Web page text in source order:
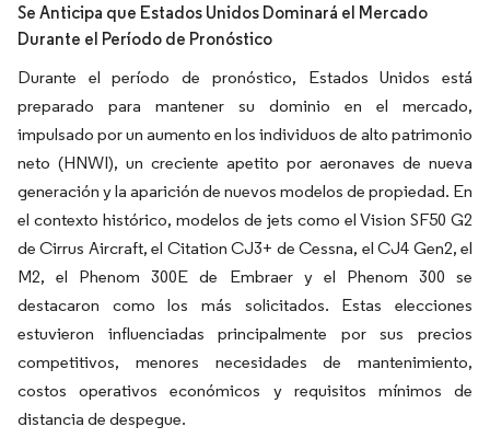
Se Anticipa que Estados Unidos Dominará el Mercado
Durante el Período de Pronóstico
Durante el período de pronóstico, Estados Unidos está
preparado para mantener su dominio en el mercado,
impulsado por un aumento en los individuos de alto patrimonio
neto (HNWI), un creciente apetito por aeronaves de nueva
generación y la aparición de nuevos modelos de propiedad. En
el contexto histórico, modelos de jets como el Vision SF50 G2
de Cirrus Aircraft, el Citation CJ3+ de Cessna, el CJ4 Gen2, el
M2, el Phenom 300E de Embraer y el Phenom 300 se
destacaron como los más solicitados. Estas elecciones
estuvieron influenciadas principalmente por sus precios
competitivos, menores necesidades de mantenimiento,
costos operativos económicos y requisitos mínimos de
distancia de despegue.